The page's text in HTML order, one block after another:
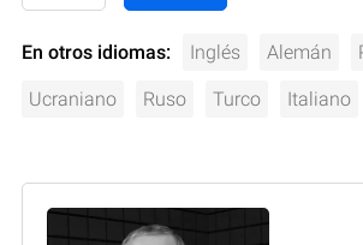
En otros idiomas: Inglés Alemán
Ucraniano Ruso Turco Italiano